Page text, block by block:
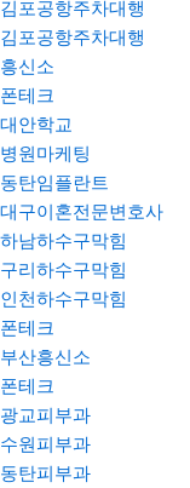
김포공항주차대행
김포공항주차대행
흥신소
폰테크
대안학교
병원마케팅
동탄임플란트
대구이혼전문변호사
하남하수구막힘
구리하수구막힘
인천하수구막힘
폰테크
부산흥신소
폰테크
광교피부과
수원피부과
동탄피부과